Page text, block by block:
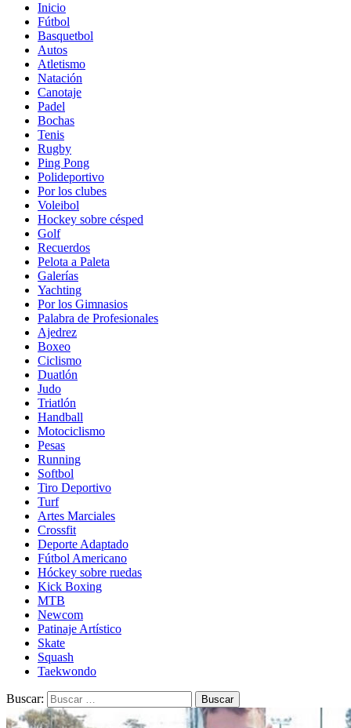
Inicio
Fútbol
Basquetbol
Autos
Atletismo
Natación
Canotaje
Padel
Bochas
Tenis
Rugby
Ping Pong
Polideportivo
Por los clubes
Voleibol
Hockey sobre césped
Golf
Recuerdos
Pelota a Paleta
Galerías
Yachting
Por los Gimnasios
Palabra de Profesionales
Ajedrez
Boxeo
Ciclismo
Duatlón
Judo
Triatlón
Handball
Motociclismo
Pesas
Running
Softbol
Tiro Deportivo
Turf
Artes Marciales
Crossfit
Deporte Adaptado
Fútbol Americano
Hóckey sobre ruedas
Kick Boxing
MTB
Newcom
Patinaje Artístico
Skate
Squash
Taekwondo
Buscar: